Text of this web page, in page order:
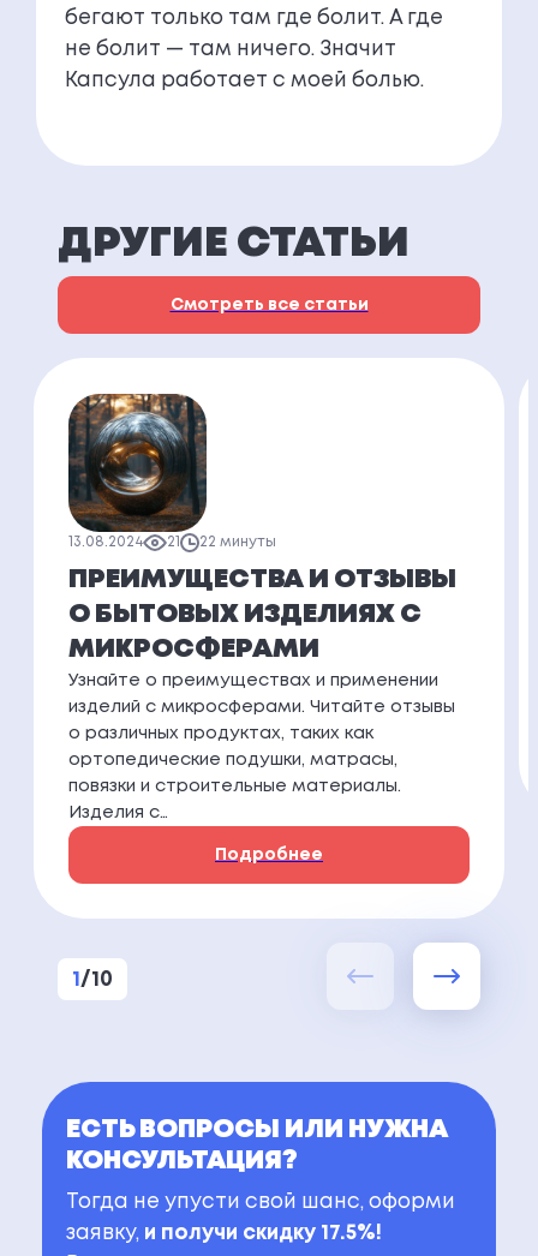
бегают только там где болит. А где
не болит — там ничего. Значит
Капсула работает с моей болью.
ДРУГИЕ СТАТЬИ
Смотреть все статьи
13.08.2024 21 22 минуты
ПРЕИМУЩЕСТВА И ОТЗЫВЫ
О БЫТОВЫХ ИЗДЕЛИЯХ С
МИКРОСФЕРАМИ
Узнайте о преимуществах и применении
изделий с микросферами. Читайте отзывы
о различных продуктах, таких как
ортопедические подушки, матрасы,
повязки и строительные материалы.
Изделия с…
Подробнее
1 / 10
ЕСТЬ ВОПРОСЫ ИЛИ НУЖНА
КОНСУЛЬТАЦИЯ?
Тогда не упусти свой шанс, оформи
заявку, и получи скидку 17.5%!